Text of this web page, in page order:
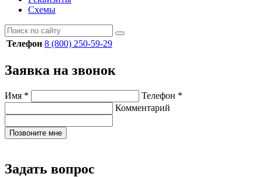
Схемы
Телефон 8 (800) 250-59-29
Заявка на звонок
Имя * Телефон *
Комментарий
Позвоните мне
Задать вопрос